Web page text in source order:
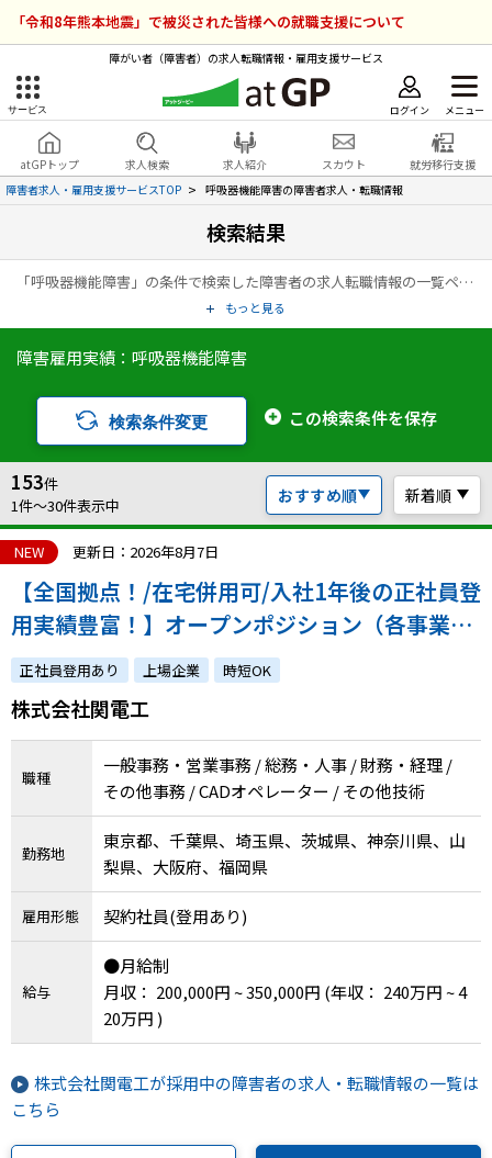
「令和8年熊本地震」で被災された皆様への就職支援について
障がい者（障害者）の求人転職情報・雇用支援サービス
サービス ログイン メニュー
atGPトップ 求人検索 求人紹介 スカウト
就労移行支援
障害者求人・雇用支援サービスTOP
呼吸器機能障害の障害者求人・転職情報
検索結果
「呼吸器機能障害」の条件で検索した障害者の求人転職情報の一覧ページです。アットジーピー（atGP）は、障害者の求人情報・障害者専門の転職支援サービス（エージェント）・就労移行支援事業所など、雇用に関する様々なサービスを展開している障害者の「働く」をトータルでサポートするサービスです。
もっと見る
障害雇用実績：呼吸器機能障害
検索条件変更 この検索条件を保存
おすすめ順 新着順
153件
1件〜30件表示中
NEW 更新日：2026年8月7日
【全国拠点！/在宅併用可/入社1年後の正社員登
用実績豊富！】オープンポジション（各事業所
での事務職・建築CADオペレーター）
正社員登用あり 上場企業 時短OK
株式会社関電工
職種
一般事務・営業事務 / 総務・人事 / 財務・経理 /
その他事務 / CADオペレーター / その他技術
勤務地
東京都、千葉県、埼玉県、茨城県、神奈川県、山
梨県、大阪府、福岡県
雇用形態 契約社員(登用あり)
給与
●月給制
月収： 200,000円 ~ 350,000円 (年収： 240万円 ~ 4
20万円 )
株式会社関電工が採用中の障害者の求人・転職情報の一覧は
こちら
障害者雇用のアットジーピー
サービスラインナップ
障害者専門の就転職支援サービス
障害者アスリート専門の就転職支援サービス
ハイスキルな障害者の転職支援サービス
障害のある新卒学生専門の就職エージェントサービス
求人検索・スカウトサービス
障害者専門の求人検索・スカウトサービス
就労移行支援サービス
障害別専門支援の就労移行支援サービス
IT・Web制作スキルを身につける就労移行支援サービス
ソーシャルファームサービス
ログイン 会員登録 無料
求人を検索する
求人を紹介してもらう
スカウトを受ける
就労移行支援サービス
就職・転職ノウハウ
お問い合わせ・よくある質問
お問い合わせ
よくある質問
採用をお考えの企業様はこちら
メニューを閉じる